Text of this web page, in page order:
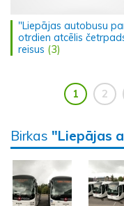
"Liepājas autobusu
otrdien atcēlis
reisus (3)
1 2
Birkas "Liepājas